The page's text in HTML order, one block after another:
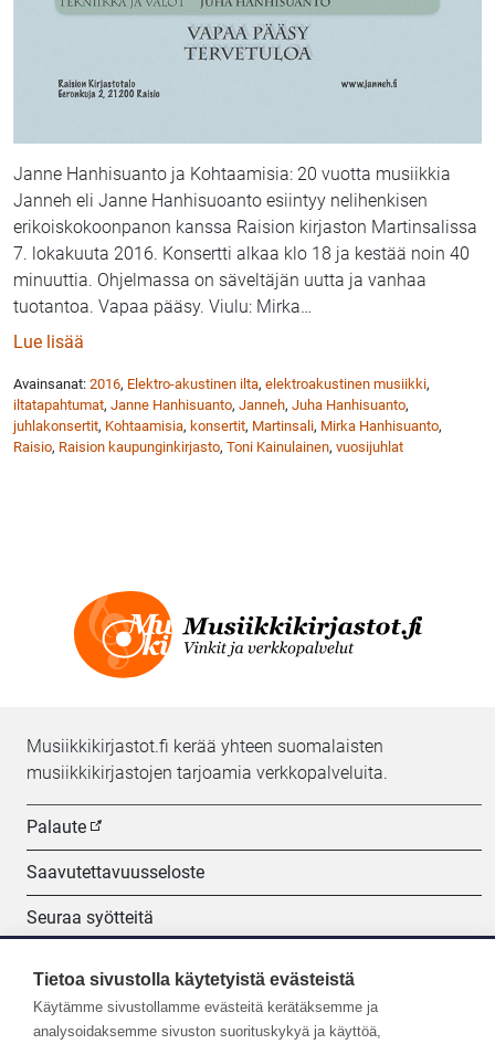
Janne Hanhisuanto ja Kohtaamisia: 20 vuotta musiikkia
Janneh eli Janne Hanhisuoanto esiintyy nelihenkisen
erikoiskokoonpanon kanssa Raision kirjaston Martinsalissa
7. lokakuuta 2016. Konsertti alkaa klo 18 ja kestää noin 40
minuuttia. Ohjelmassa on säveltäjän uutta ja vanhaa
tuotantoa. Vapaa pääsy. Viulu: Mirka…
Lue lisää
Avainsanat: 2016, Elektro-akustinen ilta, elektroakustinen musiikki,
iltatapahtumat, Janne Hanhisuanto, Janneh, Juha Hanhisuanto,
juhlakonsertit, Kohtaamisia, konsertit, Martinsali, Mirka Hanhisuanto,
Raisio, Raision kaupunginkirjasto, Toni Kainulainen, vuosijuhlat
Musiikkikirjastot.fi kerää yhteen suomalaisten
musiikkikirjastojen tarjoamia verkkopalveluita.
Palaute
Saavutettavuusseloste
Seuraa syötteitä
Seuraa meitä:
Tietoa sivustolla käytetyistä evästeistä
Käytämme sivustollamme evästeitä kerätäksemme ja
analysoidaksemme sivuston suorituskykyä ja käyttöä,